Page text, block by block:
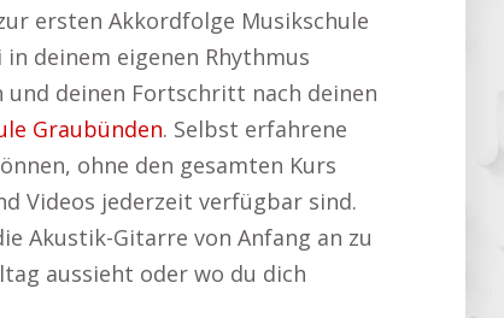
ersten Akkordfolge Musikschule
deinem eigenen Rhythmus
und deinen Fortschritt nach deinen
Graubünden. Selbst erfahrene
ohne den gesamten Kurs
Videos jederzeit verfügbar sind.
Akustik-Gitarre von Anfang an zu
aussieht oder wo du dich